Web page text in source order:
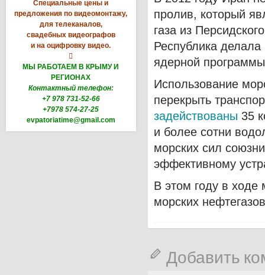
Специальные цены и
предложения по видеомонтажу,
для телеканалов,
свадебных видеографов
и на оцифровку видео.

МЫ РАБОТАЕМ В КРЫМУ И
РЕГИОНАХ
Контактный телефон:
+7 978 731-52-66
+7978 574-27-25
evpatoriatime@gmail.com
пролив, который
газа из
Республика
ядерной
Использование
перекрыть
задействованы 35
и более сотни
морских сил
эффективному
В этом году в ходе
морских
Добавить